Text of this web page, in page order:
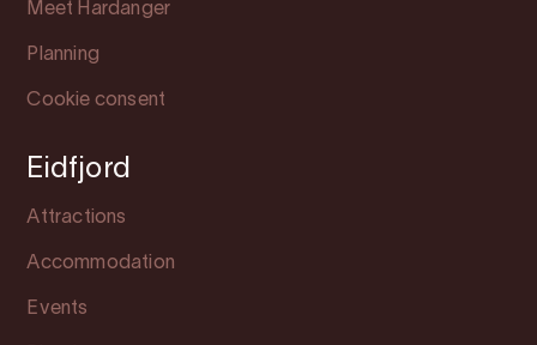
Meet Hardanger
Planning
Cookie consent
Eidfjord
Attractions
Accommodation
Events